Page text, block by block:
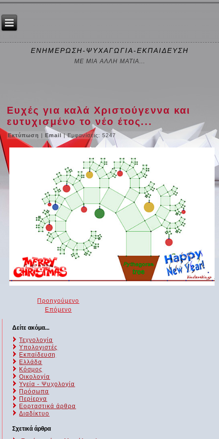
ΕΝΗΜΕΡΩΣΗ-ΨΥΧΑΓΩΓΙΑ-ΕΚΠΑΙΔΕΥΣΗ
ΜΕ ΜΙΑ ΑΛΛΗ ΜΑΤΙΑ...
Ευχές για καλά Χριστούγεννα και
ευτυχισμένο το νέο έτος...
Εκτύπωση |Email| Εμφανίσεις: 5247
Προηγούμενο
Επόμενο
Δείτε ακόμα...
Τεχνολογία
Υπολογιστές
Εκπαίδευση
Ελλάδα
Κόσμος
Οικολογία
Υγεία - Ψυχολογία
Πρόσωπα
Περίεργα
Εορταστικά άρθρα
Διαδίκτυο
Σχετικά άρθρα